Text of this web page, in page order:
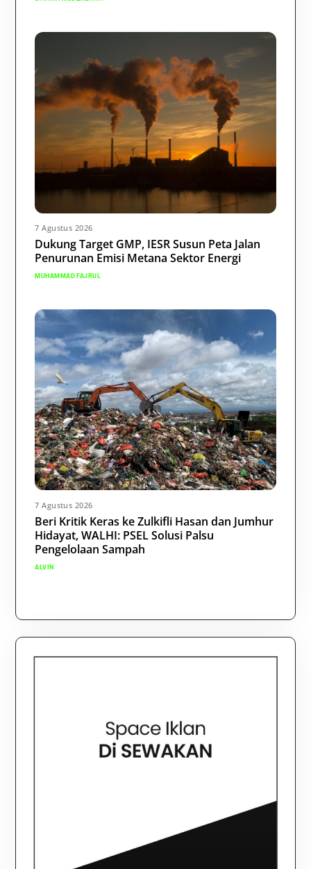
7 Agustus 2026
Dukung Target GMP, IESR Susun Peta Jalan
Penurunan Emisi Metana Sektor Energi
MUHAMMAD FAJRUL
7 Agustus 2026
Beri Kritik Keras ke Zulkifli Hasan dan Jumhur
Hidayat, WALHI: PSEL Solusi Palsu
Pengelolaan Sampah
ALVIN